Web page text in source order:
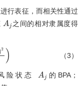
行表征，而相关性通过
Aj 之间的相对隶属度得
（3）
险状态 Aj
的BPA；